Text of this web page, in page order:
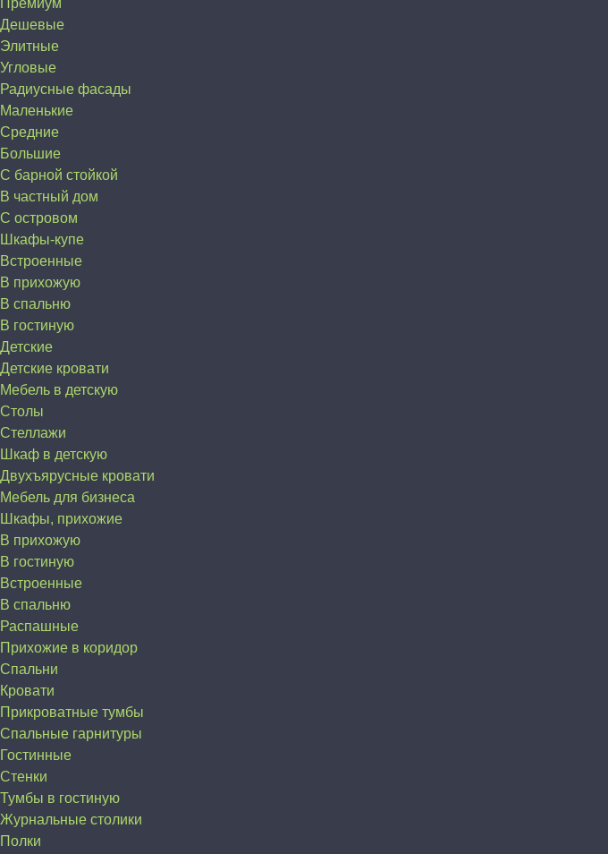
Премиум
Дешевые
Элитные
Угловые
Радиусные фасады
Маленькие
Средние
Большие
С барной стойкой
В частный дом
C островом
Шкафы-купе
Встроенные
В прихожую
В спальню
В гостиную
Детские
Детские кровати
Мебель в детскую
Столы
Стеллажи
Шкаф в детскую
Двухъярусные кровати
Мебель для бизнеса
Шкафы, прихожие
В прихожую
В гостиную
Встроенные
В спальню
Распашные
Прихожие в коридор
Спальни
Кровати
Прикроватные тумбы
Спальные гарнитуры
Гостинные
Стенки
Тумбы в гостиную
Журнальные столики
Полки